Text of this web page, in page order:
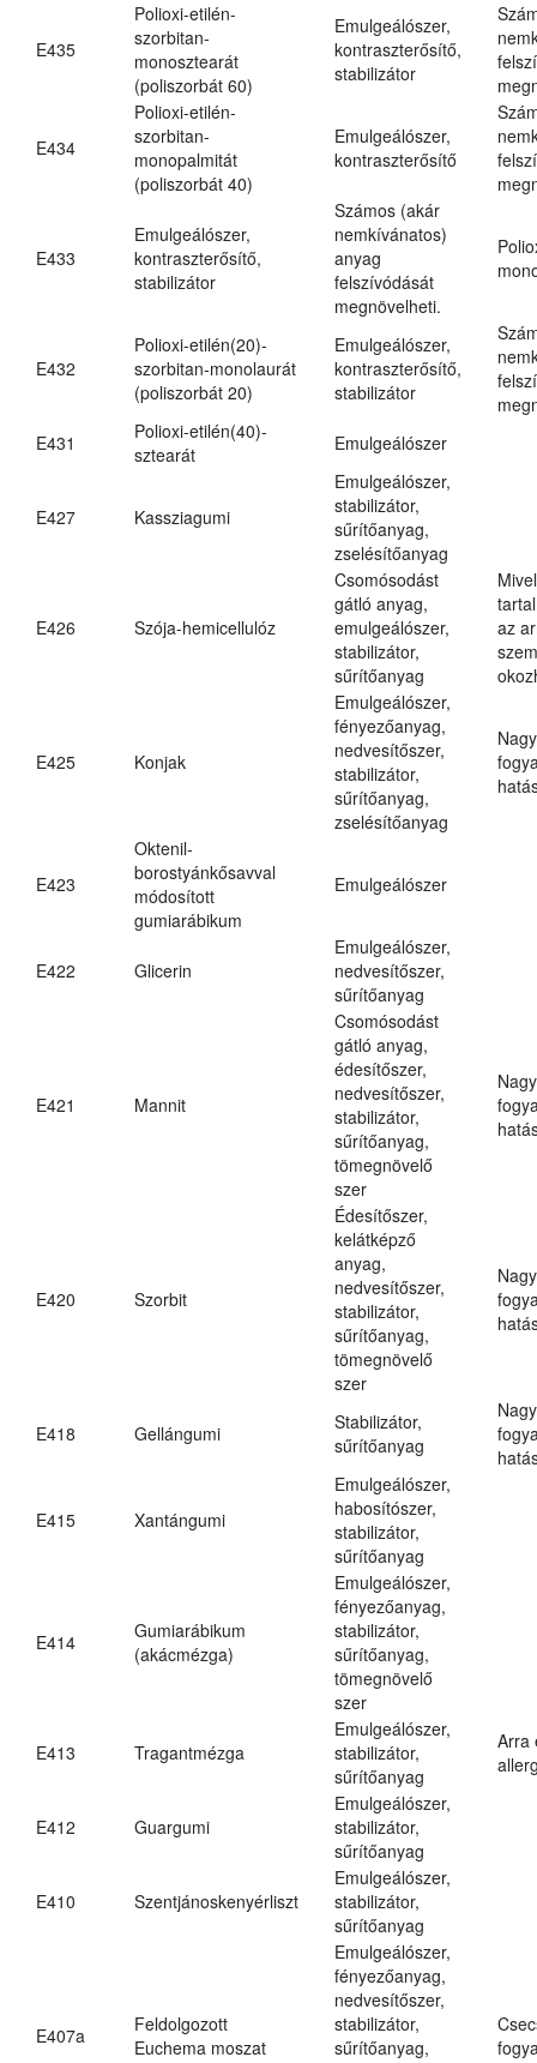
E435
Polioxi-etilén-
szorbitan-
monosztearát
(poliszorbát 60)
Emulgeálószer,
kontraszterősítő,
stabilizátor
E434
Polioxi-etilén-
szorbitan-
monopalmitát
(poliszorbát 40)
Emulgeálószer,
kontraszterősítő
E433
Emulgeálószer,
kontraszterősítő,
stabilizátor
Számos (akár
nemkívánatos)
anyag
felszívódását
megnövelheti.
E432
Polioxi-etilén(20)-
szorbitan-monolaurát
(poliszorbát 20)
Emulgeálószer,
kontraszterősítő,
stabilizátor
E431
Polioxi-etilén(40)-
sztearát
Emulgeálószer
E427 Kassziagumi
Emulgeálószer,
stabilizátor,
sűrítőanyag,
zselésítőanyag
E426 Szója-hemicellulóz
Csomósodást
gátló anyag,
emulgeálószer,
stabilizátor,
sűrítőanyag
az
E425 Konjak
Emulgeálószer,
fényezőanyag,
nedvesítőszer,
stabilizátor,
sűrítőanyag,
zselésítőanyag
E423
Oktenil-
borostyánkősavval
módosított
gumiarábikum
Emulgeálószer
E422 Glicerin
Emulgeálószer,
nedvesítőszer,
sűrítőanyag
E421 Mannit
Csomósodást
gátló anyag,
édesítőszer,
nedvesítőszer,
stabilizátor,
sűrítőanyag,
tömegnövelő
szer
E420 Szorbit
Édesítőszer,
kelátképző
anyag,
nedvesítőszer,
stabilizátor,
sűrítőanyag,
tömegnövelő
szer
E418 Gellángumi
Stabilizátor,
sűrítőanyag
E415 Xantángumi
Emulgeálószer,
habosítószer,
stabilizátor,
sűrítőanyag
E414
Gumiarábikum
(akácmézga)
Emulgeálószer,
fényezőanyag,
stabilizátor,
sűrítőanyag,
tömegnövelő
szer
E413 Tragantmézga
Emulgeálószer,
stabilizátor,
sűrítőanyag
Arra
E412 Guargumi
Emulgeálószer,
stabilizátor,
sűrítőanyag
E410 Szentjánoskenyérliszt
Emulgeálószer,
stabilizátor,
sűrítőanyag
E407a
Feldolgozott
Euchema moszat
Emulgeálószer,
fényezőanyag,
nedvesítőszer,
stabilizátor,
sűrítőanyag,